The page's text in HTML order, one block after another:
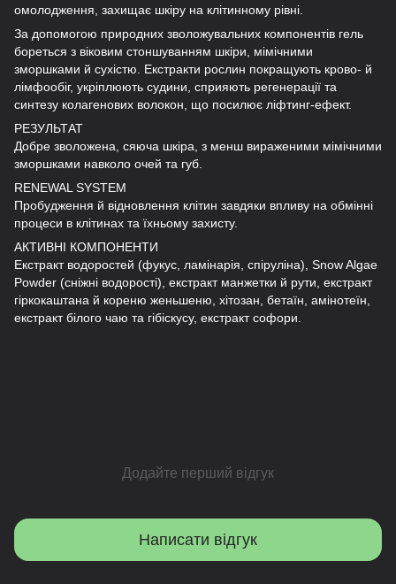
омолодження, захищає шкіру на клітинному рівні.
За допомогою природних зволожувальних компонентів гель
бореться з віковим стоншуванням шкіри, мімічними
зморшками й сухістю. Екстракти рослин покращують крово- й
лімфообіг, укріплюють судини, сприяють регенерації та
синтезу колагенових волокон, що посилює ліфтинг-ефект.
РЕЗУЛЬТАТ
Добре зволожена, сяюча шкіра, з менш вираженими мімічними
зморшками навколо очей та губ.
RENEWAL SYSTEM
Пробудження й відновлення клітин завдяки впливу на обмінні
процеси в клітинах та їхньому захисту.
АКТИВНІ КОМПОНЕНТИ
Екстракт водоростей (фукус, ламінарія, спіруліна), Snow Algae
Powder (сніжні водорості), екстракт манжетки й рути, екстракт
гіркокаштана й кореню женьшеню, хітозан, бетаїн, амінотеїн,
екстракт білого чаю та гібіскусу, екстракт софори.
Додайте перший відгук
Написати відгук